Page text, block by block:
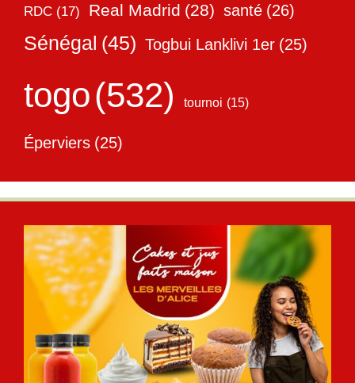
RDC (17) Real Madrid (28) santé (26)
Sénégal (45) Togbui Lanklivi 1er (25)
togo(532) tournoi (15)
Éperviers (25)